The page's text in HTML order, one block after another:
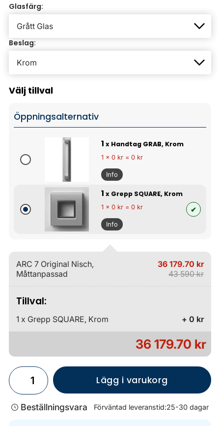
Glasfärg:
Beslag:
Välj tillval
Öppningsalternativ
1 x Handtag GRAB, Krom
1 x 0 kr = 0 kr
Info
1 x Grepp SQUARE, Krom
1 x 0 kr = 0 kr
Info
ARC 7 Original Nisch,
Måttanpassad
36 179.70 kr
43 590 kr
Tillval:
1 x Grepp SQUARE, Krom + 0 kr
36 179.70 kr
Lägg i varukorg
Beställningsvara Förväntad leveranstid:25-30 dagar